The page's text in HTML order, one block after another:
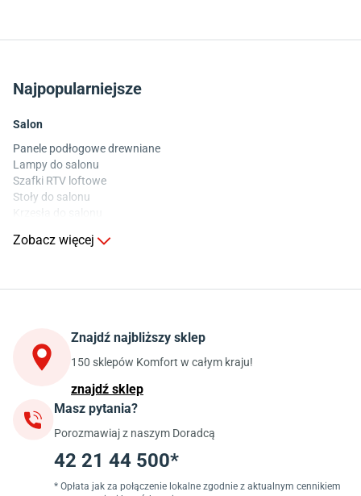
Najpopularniejsze
Salon
Panele podłogowe drewniane
Lampy do salonu
Szafki RTV loftowe
Stoły do salonu
Stoły do kuchni
Szafki kuchenne wiszące (górne)
Szafki pod zlewozmywak
Blaty kuchenne laminowane
Jadalnia
Stoły do jadalni
Krzesła do jadalni
Dywany szare
Lampy w stylu loftowym
Zobacz więcej
Znajdź najbliższy sklep
150 sklepów Komfort w całym kraju!
znajdź sklep
Masz pytania?
Porozmawiaj z naszym Doradcą
42 21 44 500*
* Opłata jak za połączenie lokalne zgodnie z aktualnym cennikiem